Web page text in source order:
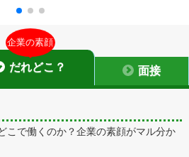
企業の素顔
だれどこ？ 面接
こで働くのか？企業の素顔がマル分か